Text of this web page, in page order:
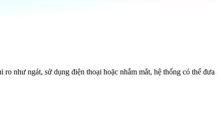
như ngát, sử dụng điện thoại hoặc nhắm mắt, hệ thống có thể đưa